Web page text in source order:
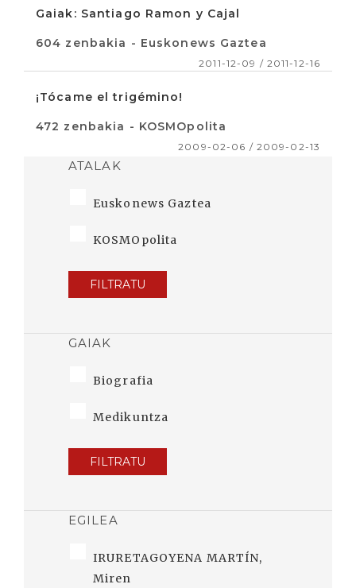
Gaiak: Santiago Ramon y Cajal
604 zenbakia - Euskonews Gaztea
2011-12-09 / 2011-12-16
¡Tócame el trigémino!
472 zenbakia - KOSMOpolita
2009-02-06 / 2009-02-13
ATALAK
Euskonews Gaztea
KOSMOpolita
FILTRATU
GAIAK
Biografia
Medikuntza
FILTRATU
EGILEA
IRURETAGOYENA MARTÍN,
Miren